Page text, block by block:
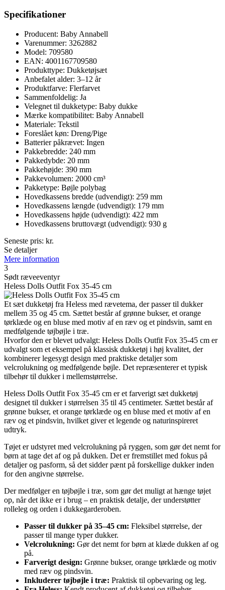
Specifikationer
Producent: Baby Annabell
Varenummer: 3262882
Model: 709580
EAN: 4001167709580
Produkttype: Dukketøjsæt
Anbefalet alder: 3–12 år
Produktfarve: Flerfarvet
Sammenfoldelig: Ja
Velegnet til dukketype: Baby dukke
Mærke kompatibilitet: Baby Annabell
Materiale: Tekstil
Foreslået køn: Dreng/Pige
Batterier påkrævet: Ingen
Pakkebredde: 240 mm
Pakkedybde: 20 mm
Pakkehøjde: 390 mm
Pakkevolumen: 2000 cm³
Pakketype: Bøjle polybag
Hovedkassens bredde (udvendigt): 259 mm
Hovedkassens længde (udvendigt): 179 mm
Hovedkassens højde (udvendigt): 422 mm
Hovedkassens bruttovægt (udvendigt): 930 g
Seneste pris: kr.
Se detaljer
Mere information
3
Sødt ræveeventyr
Heless Dolls Outfit Fox 35-45 cm
Et sæt dukketøj fra Heless med rævetema, der passer til dukker
mellem 35 og 45 cm. Sættet består af grønne bukser, et orange
tørklæde og en bluse med motiv af en ræv og et pindsvin, samt en
medfølgende tøjbøjle i træ.
Hvorfor den er blevet udvalgt: Heless Dolls Outfit Fox 35-45 cm er
udvalgt som et eksempel på klassisk dukketøj i høj kvalitet, der
kombinerer legesygt design med praktiske detaljer som
velcrolukning og medfølgende bøjle. Det repræsenterer et typisk
tilbehør til dukker i mellemstørrelse.
Heless Dolls Outfit Fox 35-45 cm er et farverigt sæt dukketøj
designet til dukker i størrelsen 35 til 45 centimeter. Sættet består af
grønne bukser, et orange tørklæde og en bluse med et motiv af en
ræv og et pindsvin, hvilket giver et legende og naturinspireret
udtryk.
Tøjet er udstyret med velcrolukning på ryggen, som gør det nemt for
børn at tage det af og på dukken. Det er fremstillet med fokus på
detaljer og pasform, så det sidder pænt på forskellige dukker inden
for den angivne størrelse.
Der medfølger en tøjbøjle i træ, som gør det muligt at hænge tøjet
op, når det ikke er i brug – en praktisk detalje, der understøtter
rolleleg og orden i dukkegarderoben.
Passer til dukker på 35–45 cm: Fleksibel størrelse, der
passer til mange typer dukker.
Velcrolukning: Gør det nemt for børn at klæde dukken af og
på.
Farverigt design: Grønne bukser, orange tørklæde og motiv
med ræv og pindsvin.
Inkluderer tøjbøjle i træ: Praktisk til opbevaring og leg.